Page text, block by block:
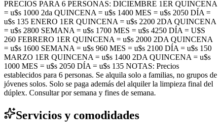
PRECIOS PARA 6 PERSONAS: DICIEMBRE 1ER QUINCENA
= u$s 1000 2da QUINCENA = u$s 1400 MES = u$s 2050 DÍA =
u$s 135 ENERO 1ER QUINCENA = u$s 2200 2DA QUINCENA
= u$s 2800 SEMANA = u$s 1700 MES = u$s 4250 DÍA = U$S
260 FEBRERO 1ER QUINCENA = u$s 2000 2DA QUINCENA
= u$s 1600 SEMANA = u$s 960 MES = u$s 2100 DÍA = u$s 150
MARZO 1ER QUINCENA = u$s 1400 2DA QUINCENA = u$s
1000 MES = u$s 2050 DÍA = u$s 135 NOTAS: Precios
establecidos para 6 personas. Se alquila solo a familias, no grupos de
jóvenes solos. Solo se paga además del alquiler la limpieza final del
dúplex. Consultar por semana y fines de semana.
Servicios y comodidades